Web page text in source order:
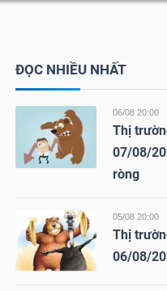
ĐỌC NHIỀU NHẤT
06/08 20:00
Thị
07/08/
ròng
05/08 20:00
Thị
06/08/